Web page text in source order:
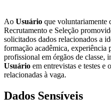
Ao Usuário que voluntariamente
Recrutamento e Seleção
solicitados dados relacionados a
formação acadêmica,
profissional em órgãos de classe,
Usuário em entrevistas e testes e
relacionadas à vaga.
Dados Sensíveis